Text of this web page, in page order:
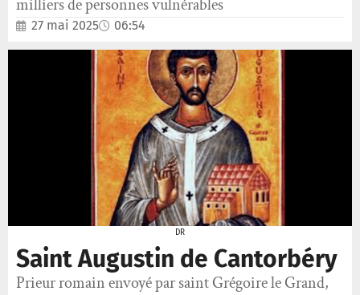
milliers de personnes vulnérables
27 mai 2025 06:54
DR
Saint Augustin de Cantorbéry
Prieur romain envoyé par saint Grégoire le Grand,